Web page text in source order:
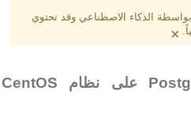
بواسطة الذكاء الاصطناعي وقد تحتوي
×
طريقة تثبيت PostgreSQL على نظام CentOS